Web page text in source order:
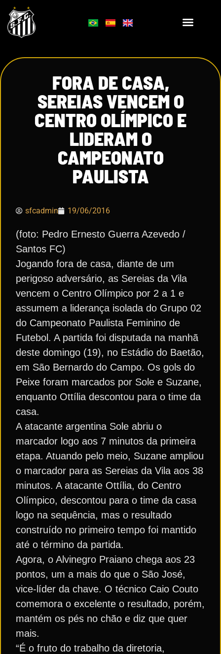
FORA DE CASA,
SEREIAS VENCEM O
CENTRO OLÍMPICO E
LIDERAM O
CAMPEONATO
PAULISTA
sfcadmin 19/06/2016
(foto: Pedro Ernesto Guerra Azevedo /
Santos FC)
Jogando fora de casa, diante de um
perigoso adversário, as Sereias da Vila
vencem o Centro Olímpico por 2 a 1 e
assumem a liderança isolada do Grupo 02
do Campeonato Paulista Feminino de
Futebol. A partida foi disputada na manhã
deste domingo (19), no Estádio do Baetão,
em São Bernardo do Campo. Os gols do
Peixe foram marcados por Sole e Suzane,
enquanto Ottília descontou para o time da
casa.
A atacante argentina Sole abriu o
marcador logo aos 7 minutos da primeira
etapa. Atuando pelo meio, Suzane ampliou
o marcador para as Sereias da Vila aos 38
minutos. A atacante Ottília, do Centro
Olímpico, descontou para o time da casa
logo na sequência, mas o resultado
construído no primeiro tempo foi mantido
até o término da partida.
Agora, o Alvinegro Praiano chega aos 23
pontos, um a mais do que o São José,
vice-líder da chave. O técnico Caio Couto
comemora o excelente o resultado, porém,
mantém os pés no chão e diz que quer
mais.
“É o fruto do trabalho da diretoria,